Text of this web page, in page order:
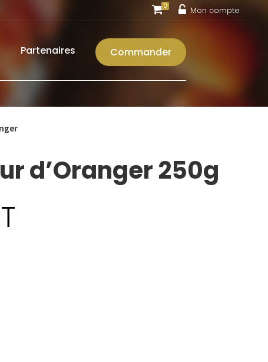
0 Mon compte
Partenaires Commander
d’Oranger 250g